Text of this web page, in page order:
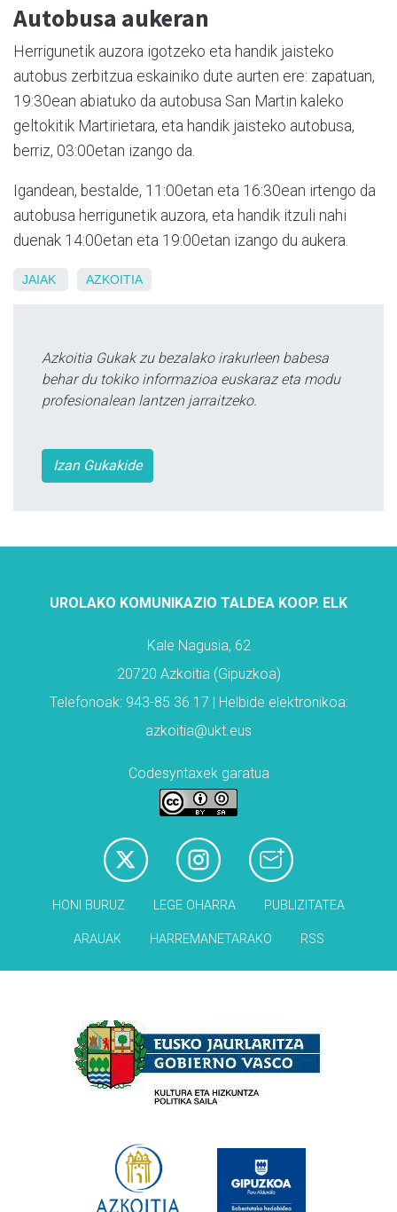
Autobusa aukeran
Herrigunetik auzora igotzeko eta handik jaisteko
autobus zerbitzua eskainiko dute aurten ere: zapatuan,
19:30ean abiatuko da autobusa San Martin kaleko
geltokitik Martirietara, eta handik jaisteko autobusa,
berriz, 03:00etan izango da.
Igandean, bestalde, 11:00etan eta 16:30ean irtengo da
autobusa herrigunetik auzora, eta handik itzuli nahi
duenak 14:00etan eta 19:00etan izango du aukera.
JAIAK AZKOITIA
Azkoitia Gukak zu bezalako irakurleen babesa
behar du tokiko informazioa euskaraz eta modu
profesionalean lantzen jarraitzeko.
Izan Gukakide
UROLAKO KOMUNIKAZIO TALDEA KOOP. ELK
Kale Nagusia, 62
20720 Azkoitia (Gipuzkoa)
Telefonoak: 943-85 36 17 | Helbide elektronikoa:
azkoitia@ukt.eus
Codesyntaxek garatua
HONI BURUZ LEGE OHARRA PUBLIZITATEA
ARAUAK HARREMANETARAKO RSS